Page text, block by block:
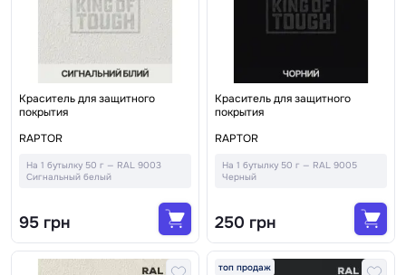
Краситель для защитного
покрытия
RAPTOR
На 1 бутылку 50 г — RAL 9003
Сигнальный белый
95 грн
Краситель для защитного
покрытия
RAPTOR
На 1 бутылку 50 г — RAL 9005
Черный
250 грн
топ продаж